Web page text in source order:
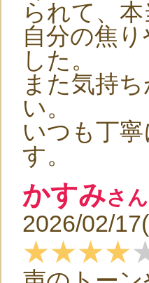
られて、
自分の焦
した。
また気持
い。
いつも丁
す。
かすみさ
2026/02/
★★★★